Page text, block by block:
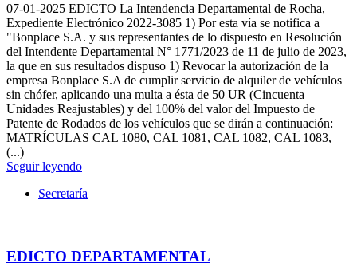
07-01-2025 EDICTO La Intendencia Departamental de Rocha,
Expediente Electrónico 2022-3085 1) Por esta vía se notifica a
"Bonplace S.A. y sus representantes de lo dispuesto en Resolución
del Intendente Departamental N° 1771/2023 de 11 de julio de 2023,
la que en sus resultados dispuso 1) Revocar la autorización de la
empresa Bonplace S.A de cumplir servicio de alquiler de vehículos
sin chófer, aplicando una multa a ésta de 50 UR (Cincuenta
Unidades Reajustables) y del 100% del valor del Impuesto de
Patente de Rodados de los vehículos que se dirán a continuación:
MATRÍCULAS CAL 1080, CAL 1081, CAL 1082, CAL 1083,
(...)
Seguir leyendo
Secretaría
EDICTO DEPARTAMENTAL